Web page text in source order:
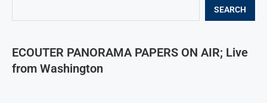
SEARCH
ECOUTER PANORAMA PAPERS ON AIR; Live
from Washington